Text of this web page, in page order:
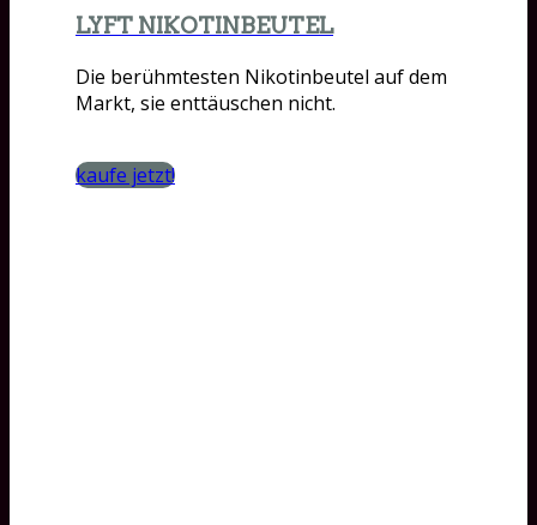
LYFT NIKOTINBEUTEL
Die berühmtesten Nikotinbeutel auf dem
Markt, sie enttäuschen nicht.
kaufe jetzt!